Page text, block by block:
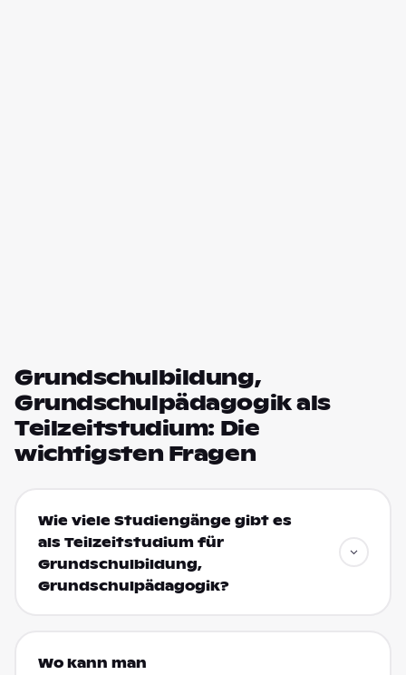
Grundschulbildung,
Grundschulpädagogik als
Teilzeitstudium: Die
wichtigsten Fragen
Wie viele Studiengänge gibt es
als Teilzeitstudium für
Grundschulbildung,
Grundschulpädagogik?
Wo kann man